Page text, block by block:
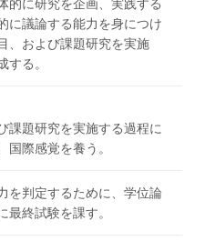
的に研究を企画、実践する
に議論する能力を身につけ
、および課題研究を実施
する。
課題研究を実施する過程に
国際感覚を養う。
を判定するために、学位論
終試験を課す。